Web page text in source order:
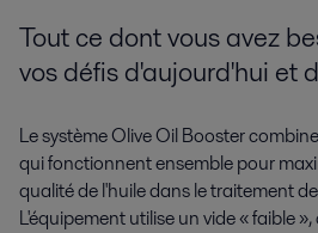
Tout ce dont vous avez
vos défis d'aujourd'hui et
Le système Olive Oil Booster
qui fonctionnent ensemble pour
qualité de l'huile dans le traitement
L'équipement utilise un vide « faible